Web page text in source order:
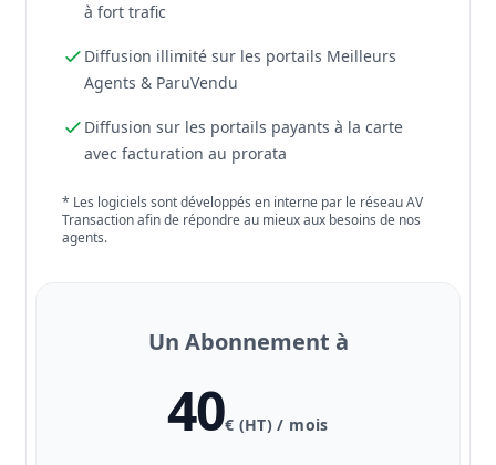
à fort trafic
Diffusion illimité sur les portails Meilleurs
Agents & ParuVendu
Diffusion sur les portails payants à la carte
avec facturation au prorata
* Les logiciels sont développés en interne par le réseau AV
Transaction afin de répondre au mieux aux besoins de nos
agents.
Un Abonnement à
40€ (HT) / mois